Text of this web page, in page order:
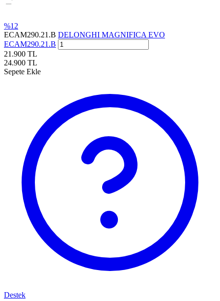
%12
ECAM290.21.B DELONGHI MAGNIFICA EVO
ECAM290.21.B
21.900 TL
24.900 TL
Sepete Ekle
Destek